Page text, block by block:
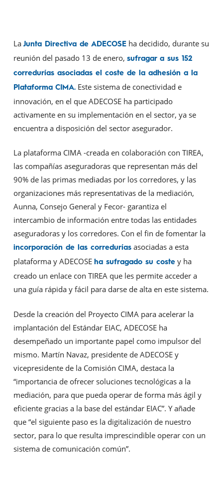
La Junta Directiva deADECOSEha decidido, durante su
reunión del pasado 13 de enero, sufragar a sus 152
corredurías asociadas el coste de la adhesión a la
Plataforma CIMA.Este sistema de conectividad e
innovación, en el que ADECOSE ha participado
activamente en su implementación en el sector, ya se
encuentra a disposición del sector asegurador.
La plataforma CIMA -creada en colaboración con TIREA,
las compañías aseguradoras que representan más del
90% de las primas mediadas por los corredores, y las
organizaciones más representativas de la mediación,
Aunna, Consejo General y Fecor- garantiza el
intercambio de información entre todas las entidades
aseguradoras y los corredores. Con el fin de fomentar la
incorporación de las correduríasasociadas a esta
plataforma y ADECOSE ha sufragado su costey ha
creado un enlace con TIREA que les permite acceder a
una guía rápida y fácil para darse de alta en este sistema.
Desde la creación del Proyecto CIMA para acelerar la
implantación del Estándar EIAC, ADECOSE ha
desempeñado un importante papel como impulsor del
mismo. Martín Navaz, presidente de ADECOSE y
vicepresidente de la Comisión CIMA, destaca la
“importancia de ofrecer soluciones tecnológicas a la
mediación, para que pueda operar de forma más ágil y
eficiente gracias a la base del estándar EIAC”. Y añade
que “el siguiente paso es la digitalización de nuestro
sector, para lo que resulta imprescindible operar con un
sistema de comunicación común”.